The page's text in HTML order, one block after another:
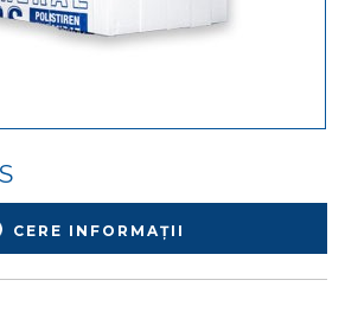
CERE INFORMAȚII